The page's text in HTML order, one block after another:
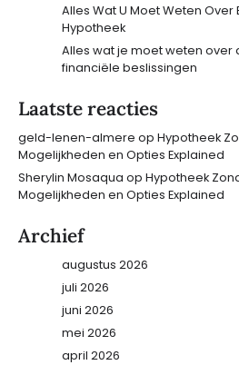
Alles Wat U Moet Weten
Hypotheek
Alles wat je moet weten over
financiële beslissingen
Laatste reacties
geld-lenen-almere op Hypotheek
Mogelijkheden en Opties Explained
Sherylin Mosaqua op Hypotheek
Mogelijkheden en Opties Explained
Archief
augustus 2026
juli 2026
juni 2026
mei 2026
april 2026